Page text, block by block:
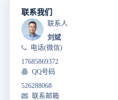
联系我们
联系人
刘斌
电话(微信)
17685869372
QQ号码
526288068
联系邮箱